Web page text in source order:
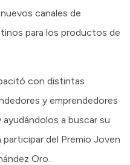
canales de
para los productos de
con distintas
y emprendedores
a buscar su
del Premio Joven
Oro.